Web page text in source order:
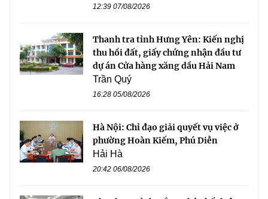
12:39 07/08/2026
Thanh tra tỉnh Hưng Yên: Kiến nghị
thu hồi đất, giấy chứng nhận đầu tư
dự án Cửa hàng xăng dầu Hải Nam
Trần Quý
16:28 05/08/2026
Hà Nội: Chỉ đạo giải quyết vụ việc ở
phường Hoàn Kiếm, Phú Diễn
Hải Hà
20:42 06/08/2026